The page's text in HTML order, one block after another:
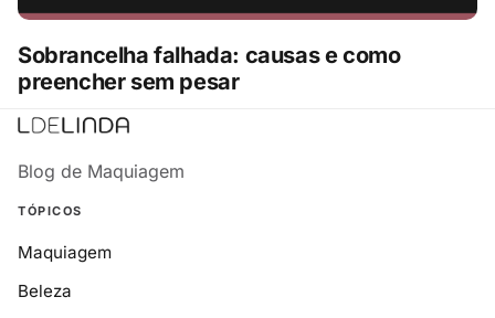
Sobrancelha falhada: causas e como
preencher sem pesar
Blog de Maquiagem
TÓPICOS
Maquiagem
Beleza